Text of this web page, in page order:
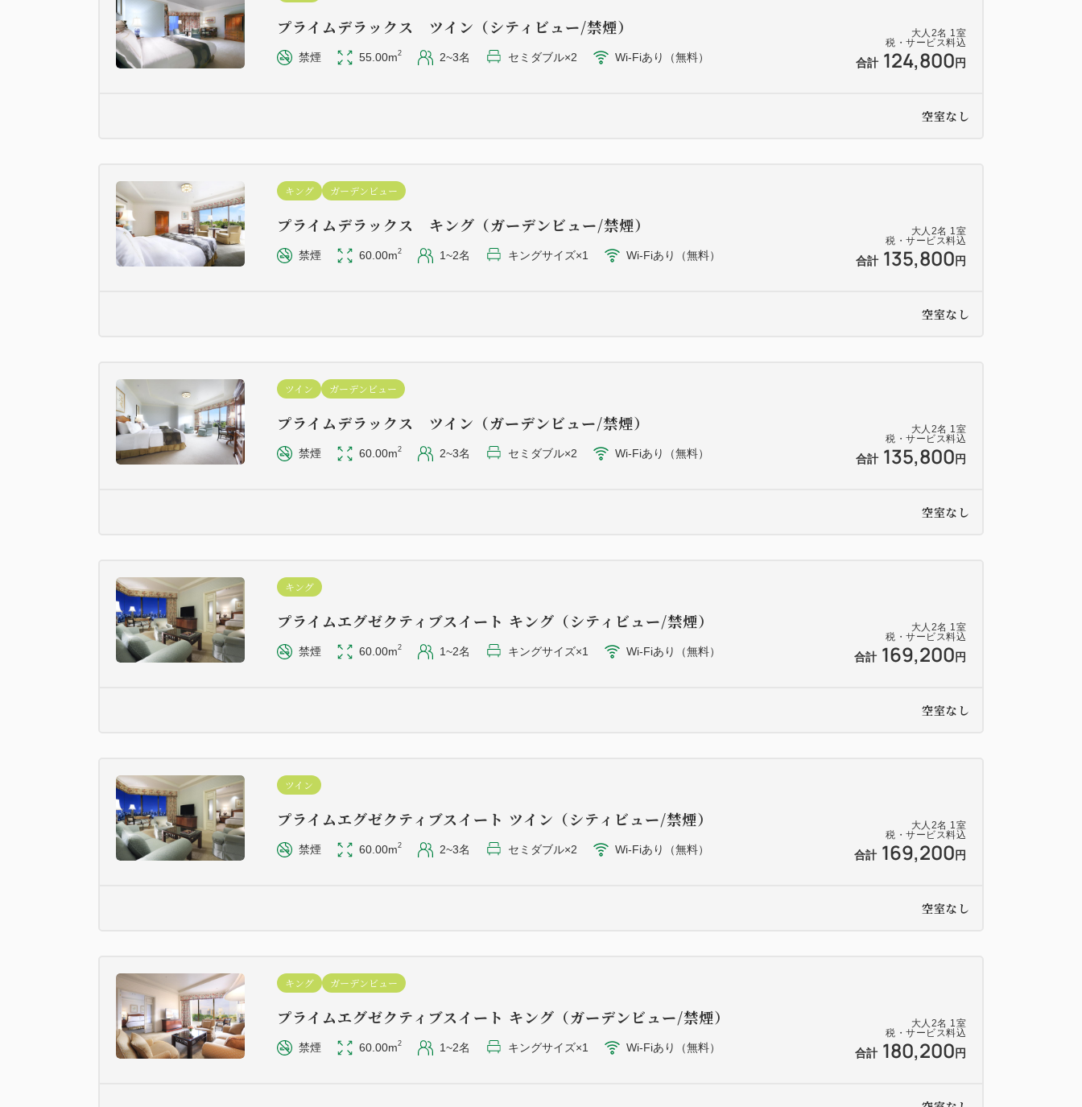
なります。
お客様にはご不便をお掛けいたしますが、何卒ご理解くださいますよう
上：200円）が掛かります。
大人 2名 1室
税・サービス料込
合計 124,800 円
プライムデラックス ツイン（シティビュー/禁煙）
禁煙 55.00m2 2~3名 セミダブル×2 Wi-Fiあり（無料）
空室なし
大人 2名 1室
税・サービス料込
合計 135,800 円
キング ガーデンビュー
プライムデラックス キング（ガーデンビュー/禁煙）
禁煙 60.00m2 1~2名 キングサイズ×1 Wi-Fiあり（無料）
空室なし
大人 2名 1室
税・サービス料込
合計 135,800 円
ツイン ガーデンビュー
プライムデラックス ツイン（ガーデンビュー/禁煙）
禁煙 60.00m2 2~3名 セミダブル×2 Wi-Fiあり（無料）
空室なし
大人 2名 1室
税・サービス料込
合計 169,200 円
キング
プライムエグゼクティブスイート キング（シティビュー/禁煙）
禁煙 60.00m2 1~2名 キングサイズ×1 Wi-Fiあり（無料）
空室なし
大人 2名 1室
税・サービス料込
合計 169,200 円
ツイン
プライムエグゼクティブスイート ツイン（シティビュー/禁煙）
禁煙 60.00m2 2~3名 セミダブル×2 Wi-Fiあり（無料）
空室なし
大人 2名 1室
税・サービス料込
合計 180,200 円
キング ガーデンビュー
プライムエグゼクティブスイート キング（ガーデンビュー/禁煙）
禁煙 60.00m2 1~2名 キングサイズ×1 Wi-Fiあり（無料）